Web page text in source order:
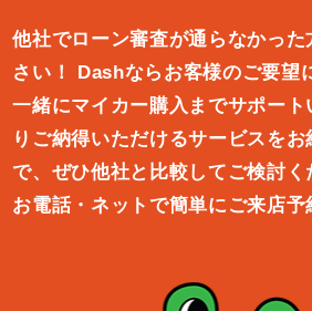
他社でローン審査が通らなかっ
さい！
Dashならお客様のご要望
一緒にマイカー購入ま でサポート
りご納得いただけるサービスをお
で、ぜひ他社と比較してご検討く
お電話・ネットで簡単にご来店予